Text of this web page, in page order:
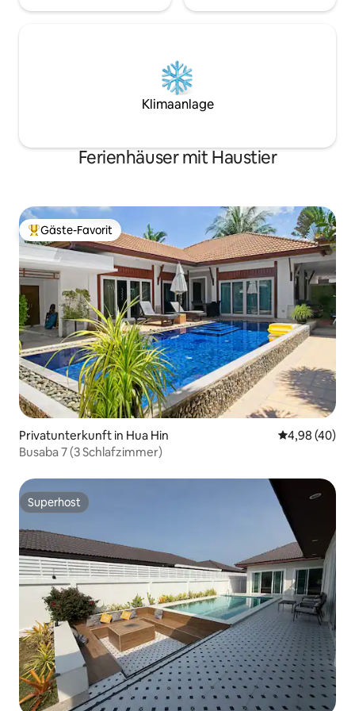
Klimaanlage
Ferienhäuser mit Haustier
Beliebter Gäste-Favorit.
Gäste-Favorit
Privatunterkunft in Hua Hin
4,98 (40)
Busaba 7 (3 Schlafzimmer)
Superhost
Superhost